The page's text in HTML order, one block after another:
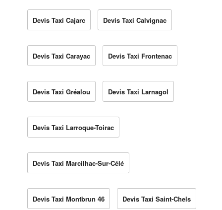
Devis Taxi Cajarc Devis Taxi Calvignac
Devis Taxi Carayac Devis Taxi Frontenac
Devis Taxi Gréalou Devis Taxi Larnagol
Devis Taxi Larroque-Toirac
Devis Taxi Marcilhac-Sur-Célé
Devis Taxi Montbrun 46 Devis Taxi Saint-Chels